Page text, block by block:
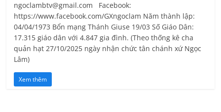
ngoclambtv@gmail.com Facebook:
https://www.facebook.com/GXngoclam Năm thành lập:
04/04/1973 Bổn mạng Thánh Giuse 19/03 Số Giáo Dân:
17.315 giáo dân với 4.847 gia đình. (Theo thống kê cha
quản hạt 27/10/2025 ngày nhận chức tân chánh xứ Ngọc
Lâm)
Xem thêm